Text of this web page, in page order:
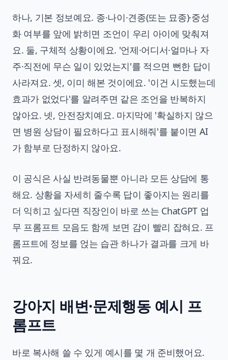
하나, 기본 정보예요. 종·나이·견종(또는 묘종)·중성
화 여부를 앞에 밝히면 조언이 우리 아이에 맞춰져
요. 둘, 구체적 상황이에요. '언제·어디서·얼마나 자
주·직전에 무슨 일이 있었는지'를 적으면 뻔한 답이
사라져요. 셋, 이미 해본 것이에요. '이건 시도했는데
효과가 없었다'를 알려주면 같은 조언을 반복하지
않아요. 넷, 안전장치예요. 마지막에 '확실하지 않으
면 병원 상담이 필요하다고 표시해줘'를 붙이면 AI
가 함부로 단정하지 않아요.
이 공식은 사실 반려동물뿐 아니라 모든 상담에 통
해요. 상황을 자세히 줄수록 답이 좋아지는 원리를
더 익히고 싶다면 직장인이 바로 쓰는 ChatGPT 업
무 프롬프트 모음도 함께 보면 감이 빨리 잡혀요. 프
롬프트에 정보를 얹는 습관 하나가 결과를 크게 바
꿔요.
강아지 배변·문제행동 예시 프
롬프트
바로 복사해 쓸 수 있게 예시를 몇 개 준비했어요.